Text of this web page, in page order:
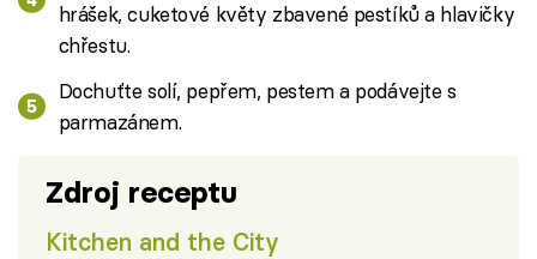
hrášek, cuketové květy zbavené pestíků a hlavičky
chřestu.
Dochuťte solí, pepřem, pestem a podávejte s
parmazánem.
Zdroj receptu
Kitchen and the City